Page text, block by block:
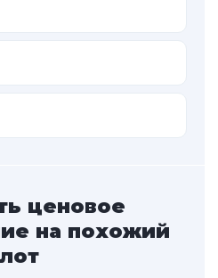
ценовое
на похожий
лот